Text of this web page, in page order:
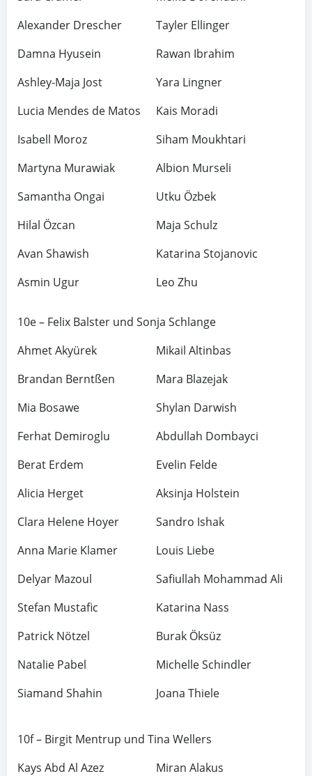
Alexander Drescher
Tayler Ellinger
Damna Hyusein
Rawan Ibrahim
Ashley-Maja Jost
Yara Lingner
Lucia Mendes de Matos
Kais Moradi
Isabell Moroz
Siham Moukhtari
Martyna Murawiak
Albion Murseli
Samantha Ongai
Utku Özbek
Hilal Özcan
Maja Schulz
Avan Shawish
Katarina Stojanovic
Asmin Ugur
Leo Zhu
10e – Felix Balster und Sonja Schlange
Ahmet Akyürek
Mikail Altinbas
Brandan Berntßen
Mara Blazejak
Mia Bosawe
Shylan Darwish
Ferhat Demiroglu
Abdullah Dombayci
Berat Erdem
Evelin Felde
Alicia Herget
Aksinja Holstein
Clara Helene Hoyer
Sandro Ishak
Anna Marie Klamer
Louis Liebe
Delyar Mazoul
Safiullah Mohammad Ali
Stefan Mustafic
Katarina Nass
Patrick Nötzel
Burak Öksüz
Natalie Pabel
Michelle Schindler
Siamand Shahin
Joana Thiele
10f – Birgit Mentrup und Tina Wellers
Kays Abd Al Azez
Miran Alakus